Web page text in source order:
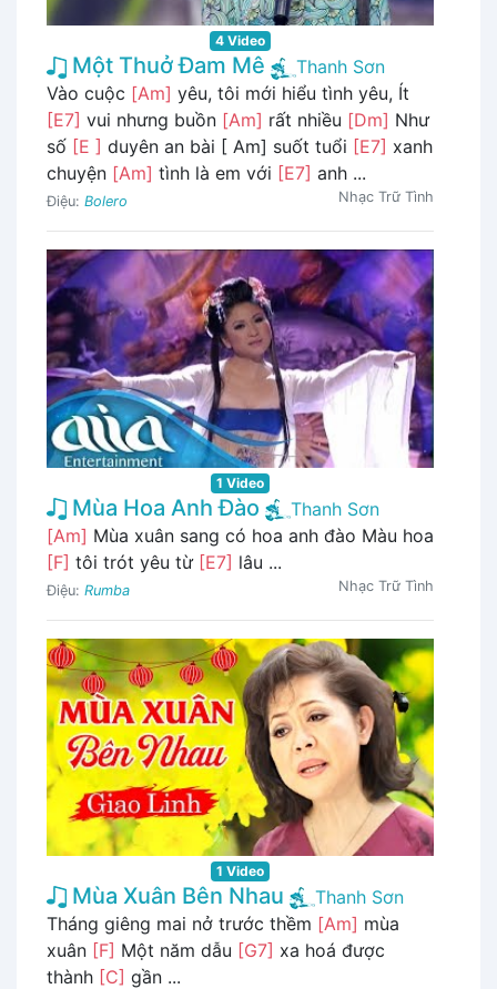
4 Video
Một Thuở Đam Mê
Thanh Sơn
Vào cuộc [Am] yêu, tôi mới hiểu tình yêu, Ít
[E7] vui nhưng buồn [Am] rất nhiều [Dm] Như
số [E ] duyên an bài [ Am] suốt tuổi [E7] xanh
chuyện [Am] tình là em với [E7] anh ...
Điệu: Bolero Nhạc Trữ Tình
1 Video
Mùa Hoa Anh Đào
Thanh Sơn
[Am] Mùa xuân sang có hoa anh đào Màu hoa
[F] tôi trót yêu từ [E7] lâu ...
Điệu: Rumba Nhạc Trữ Tình
1 Video
Mùa Xuân Bên Nhau
Thanh Sơn
Tháng giêng mai nở trước thềm [Am] mùa
xuân [F] Một năm dẫu [G7] xa hoá được
thành [C] gần ...